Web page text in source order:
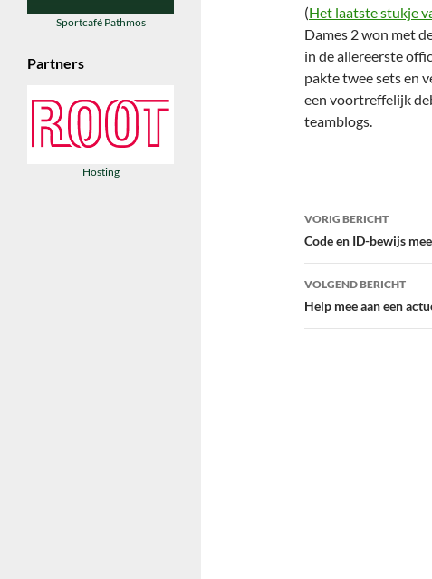
(Het laatste stukje
Dames 2 won met
in de allereerste
pakte twee sets en
een voortreffelijk
teamblogs.
Bericht
navigatie
VORIG BERICHT
Code en ID-bewijs
VOLGEND BERICHT
Help mee aan een
Sportcafé Pathmos
Partners
Hosting